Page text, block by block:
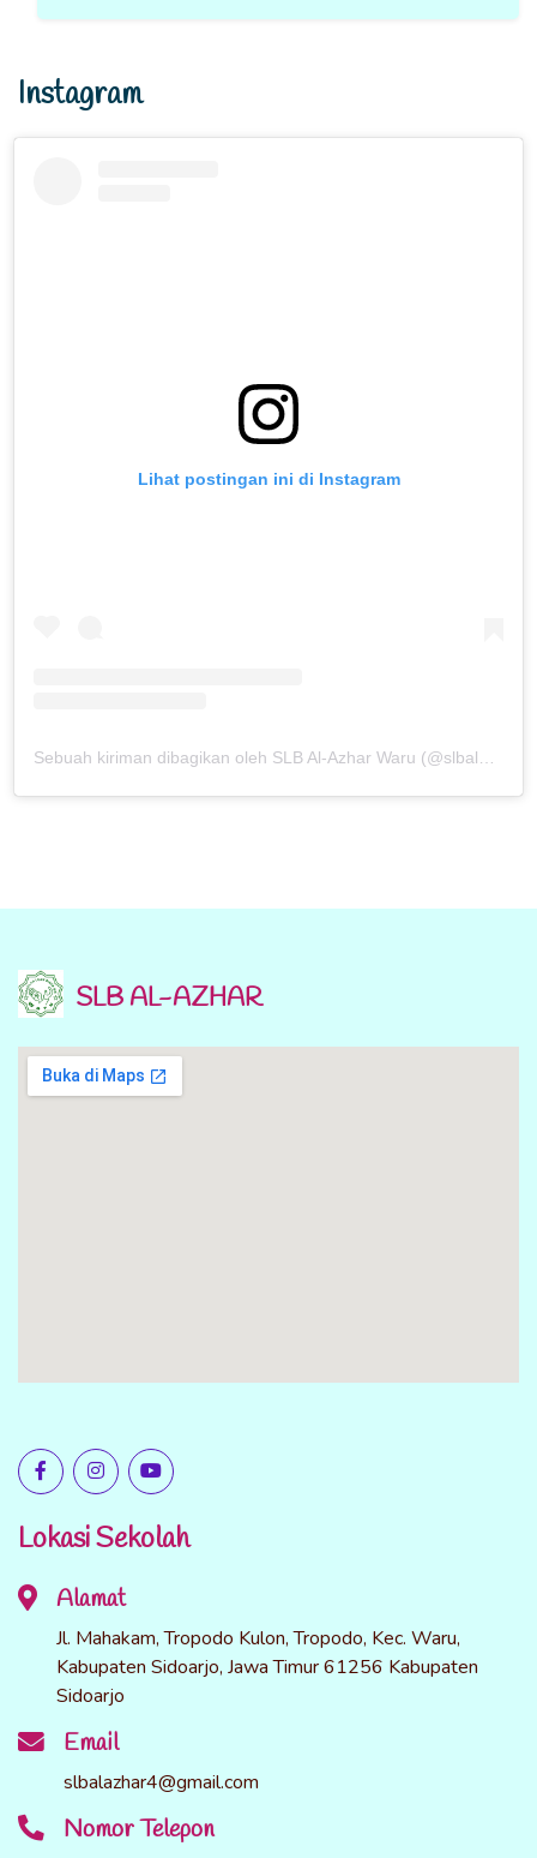
Instagram
Lihat postingan ini di Instagram
Sebuah kiriman dibagikan oleh SLB Al-Azhar Waru (@slbalazharwaru)
SLB AL-AZHAR
Lokasi Sekolah
Alamat
Jl. Mahakam, Tropodo Kulon, Tropodo, Kec. Waru,
Kabupaten Sidoarjo, Jawa Timur 61256 Kabupaten
Sidoarjo
Email
slbalazhar4@gmail.com
Nomor Telepon